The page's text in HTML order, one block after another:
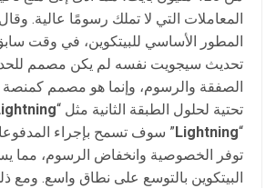
المعاملات التي لا تملك رسومًا عالية.
المطور الأساسي للبيتكوين، في وقت
تحديث سيجويت نفسه لم يكن مصمم
الصفقة والرسوم، وإنما هو مصمم كمنصة
تحتية لحلول الطبقة الثانية مثل “
“
Lightning ” سوف تسمح بإجراء
توفر الخصوصية وانخفاض الرسوم، مما
البيتكوين بالتوسع على نطاق واسع. ومع